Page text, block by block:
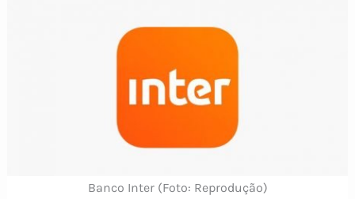
Banco Inter (Foto: Reprodução)